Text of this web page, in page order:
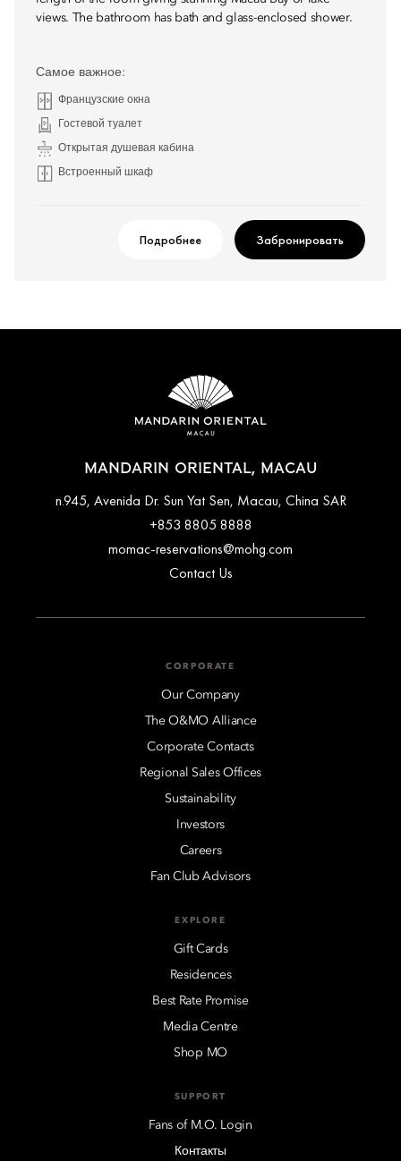
views. The bathroom has bath and glass-enclosed shower.
Самое важное:
Французские окна
Гостевой туалет
Открытая душевая кабина
Встроенный шкаф
Подробнее Забронировать
MANDARIN ORIENTAL, MACAU
n.945, Avenida Dr. Sun Yat Sen, Macau, China SAR
+853 8805 8888
momac-reservations@mohg.com
Contact Us
CORPORATE
Our Company
The O&MO Alliance
Corporate Contacts
Regional Sales Offices
Sustainability
Investors
Careers
Fan Club Advisors
EXPLORE
Gift Cards
Residences
Best Rate Promise
Media Centre
Shop MO
SUPPORT
Fans of M.O. Login
Контакты